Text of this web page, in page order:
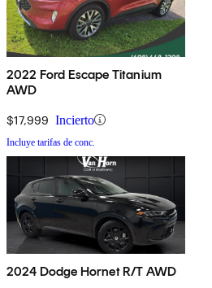
2022 Ford Escape Titanium
AWD
$17,999 Incierto
Incluye tarifas de conc.
2024 Dodge Hornet R/T AWD